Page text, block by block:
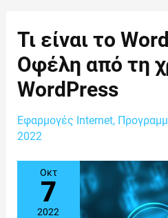
Τι είναι το
Οφέλη από τη
WordPress
Εφαρμογές Internet,
2022
Οκτ
7
2022
είναι
WordPress;
8
Οφέλη
από
χρήση
του
WordPress